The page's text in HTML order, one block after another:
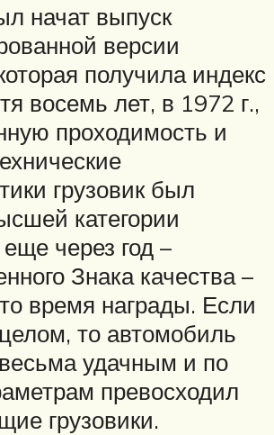
начат выпуск
версии
получила индекс
восемь лет, в 1972 г.,
проходимость и
грузовик был
категории
через год –
Знака качества –
время награды. Если
то автомобиль
удачным и по
превосходил
грузовики.